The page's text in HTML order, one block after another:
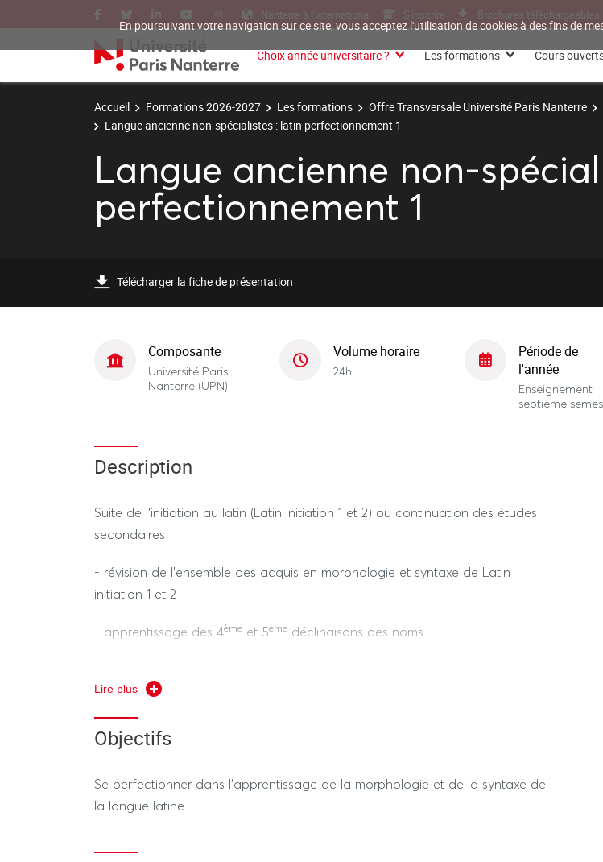
En poursuivant votre navigation sur ce site, vous acceptez l'utilisation de cookies à des fins de
Nanterre à l'international S'inscrire Brochures téléchargeables
Choix année universitaire ? Les formations Cours
Accueil Formations 2026-2027 Les formations Offre Transversale Université Paris Nanterre
Langue ancienne non-spécialistes : latin perfectionnement 1
Langue ancienne non-
perfectionnement 1
Télécharger la fiche de présentation
Composante
Université Paris
Nanterre (UPN)
Volume horaire
24h
Période de
l'année
Enseignement
septième
Description
Suite de l’initiation au latin (Latin initiation 1 et 2) ou continuation des études
secondaires
- révision de l'ensemble des acquis en morphologie et syntaxe de Latin
initiation 1 et 2
- apprentissage des 4ème et 5ème déclinaisons des noms
et passif des verbes réguliers et du verbe être ; le participe présent, le
participe futur et l'infinitif futur
- syntaxe : l’ablatif absolu, les valeurs deutet decum(1ère approche)
révision du vocabulaire usuel mémorisé au niveau initiation ; exercices autour
Lire plus
Objectifs
Se perfectionner dans l’apprentissage de la morphologie et de la syntaxe de
la langue latine